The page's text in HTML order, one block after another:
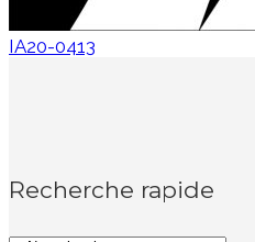
IA20-0413
Recherche rapide